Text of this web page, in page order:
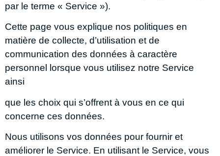
par le terme « Service »).
Cette page vous explique nos politiques en
matière de collecte, d’utilisation et de
communication des données à caractère
personnel lorsque vous utilisez notre Service
ainsi
que les choix qui s’offrent à vous en ce qui
concerne ces données.
Nous utilisons vos données pour fournir et
améliorer le Service. En utilisant le Service, vous